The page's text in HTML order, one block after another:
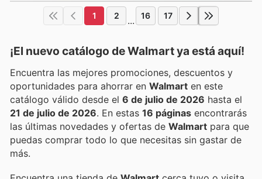
1 2 ... 16 17
¡El nuevo catálogo deWalmartya está aquí!
Encuentra las mejores promociones, descuentos y
oportunidades para ahorrar en Walmart en este
catálogo válido desde el 6 de julio de 2026 hasta el
21 de julio de 2026 . En estas 16 páginas encontrarás
las últimas novedades y ofertas de Walmart para que
puedas comprar todo lo que necesitas sin gastar de
más.